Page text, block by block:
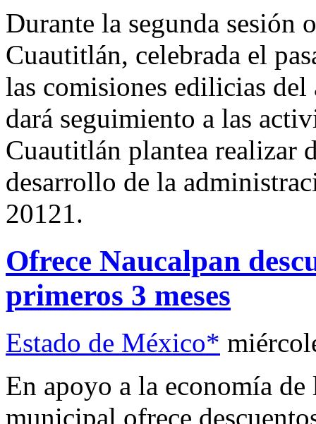
Durante la segunda sesión
Cuautitlán, celebrada el
las comisiones edilicias
dará seguimiento a las
Cuautitlán plantea realizar
desarrollo de la
20121.
Ofrece Naucalpan
primeros 3 meses
Estado de México*
En apoyo a la economía
municipal ofrece